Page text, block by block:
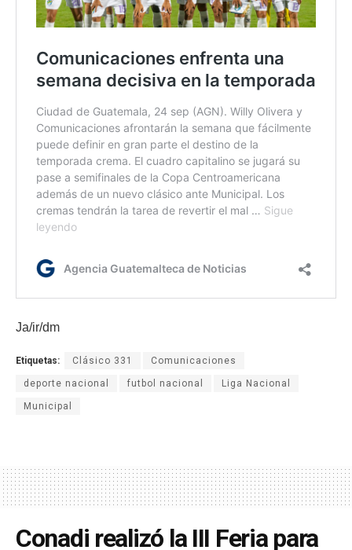
Ja/ir/dm
Etiquetas: Clásico 331 Comunicaciones
deporte nacional futbol nacional Liga Nacional
Municipal
Conadi realizó la III Feria para